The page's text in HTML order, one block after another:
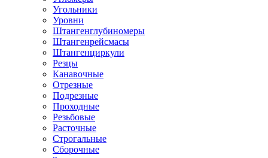
Угольники
Уровни
Штангенглубиномеры
Штангенрейсмасы
Штангенциркули
Резцы
Канавочные
Отрезные
Подрезные
Проходные
Резьбовые
Расточные
Строгальные
Сборочные